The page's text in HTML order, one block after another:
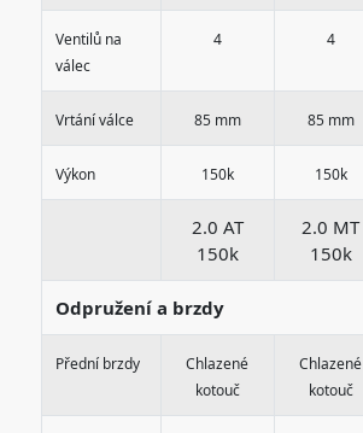
Ventilů na
válec
4 4
Vrtání válce 85 mm 85 mm
Výkon 150k 150k
2.0 AT
150k
2.0 MT
150k
Odpružení a brzdy
Přední brzdy
Chlazené
kotouč
Chlazené
kotouč